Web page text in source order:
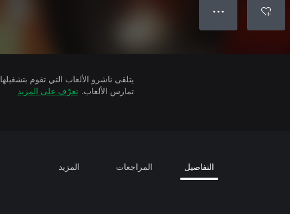
● ● ●
تمارس الألعاب. تعرّف على المزيد
التفاصيل المراجعات المزيد